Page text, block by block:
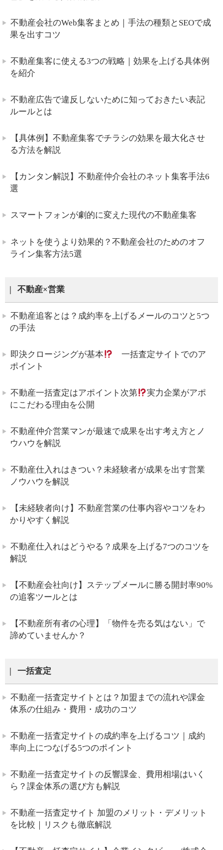
不動産会社のWeb集客まとめ｜手法の種類とSEOで成
果を出すコツ
不動産集客に使える3つの戦略｜効果を上げる具体例
を紹介
不動産広告で違反しないために知っておきたい表記
ルールとは
【具体例】不動産集客でチラシの効果を最大化させ
る方法を解説
【カンタン解説】不動産仲介会社のネット集客手法6
選
スマートフォンが劇的に変えた現代の不動産集客
ネットを使うより効果的？不動産会社のためのオフ
ライン集客方法5選
不動産×営業
不動産追客とは？成約率を上げるメールのコツと5つ
の手法
即決クロージングが基本
一括査定サイトでのア
ポイント
不動産一括査定はアポイント次第
実力企業がアポ
にこだわる理由を公開
不動産仲介営業マンが最速で成果を出す考え方とノ
ウハウを解説
不動産仕入れはきつい？未経験者が成果を出す営業
ノウハウを解説
【未経験者向け】不動産営業の仕事内容やコツをわ
かりやすく解説
不動産仕入れはどうやる？成果を上げる7つのコツを
解説
【不動産会社向け】ステップメールに勝る開封率90%
の追客ツールとは
【不動産所有者の心理】「物件を売る気はない」で
諦めていませんか？
一括査定
不動産一括査定サイトとは？加盟までの流れや課金
体系の仕組み・費用・成功のコツ
不動産一括査定サイトの成約率を上げるコツ｜成約
率向上につなげる5つのポイント
不動産一括査定サイトの反響課金、費用相場はいく
ら？課金体系の選び方も解説
不動産一括査定サイト 加盟のメリット・デメリット
を比較｜リスクも徹底解説